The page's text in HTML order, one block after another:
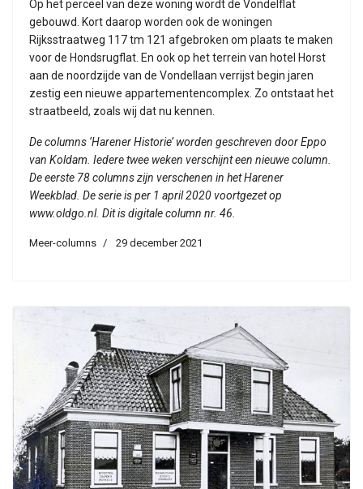
Op het perceel van deze woning wordt de Vondelflat
gebouwd. Kort daarop worden ook de woningen
Rijksstraatweg 117 tm 121 afgebroken om plaats te maken
voor de Hondsrugflat. En ook op het terrein van hotel Horst
aan de noordzijde van de Vondellaan verrijst begin jaren
zestig een nieuwe appartementencomplex. Zo ontstaat het
straatbeeld, zoals wij dat nu kennen.
De columns ‘Harener Historie’ worden geschreven door Eppo
van Koldam. Iedere twee weken verschijnt een nieuwe column.
De eerste 78 columns zijn verschenen in het Harener
Weekblad. De serie is per 1 april 2020 voortgezet op
www.oldgo.nl. Dit is digitale column nr. 46.
Meer-columns 29 december 2021